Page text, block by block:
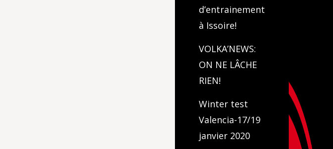
d’entrainement
à Issoire!
VOLKA’NEWS:
ON NE LÂCHE
RIEN!
Winter test
Valencia-17/19
janvier 2020